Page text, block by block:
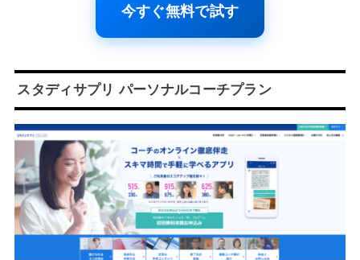
今すぐ無料で試す
スタディサプリ パーソナルコーチプラン